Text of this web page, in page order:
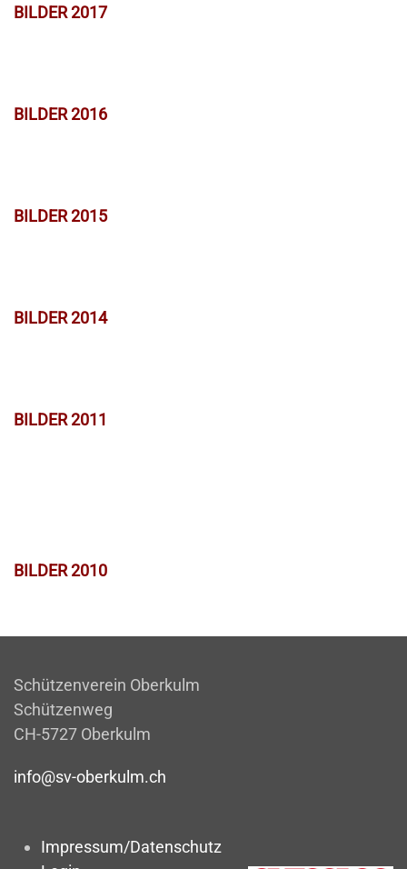
BILDER 2017
BILDER 2016
BILDER 2015
BILDER 2014
BILDER 2011
BILDER 2010
Schützenverein Oberkulm
Schützenweg
CH-5727 Oberkulm
info@sv-oberkulm.ch
Impressum/Datenschutz